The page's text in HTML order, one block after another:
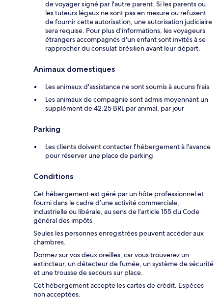
de voyager signé par l'autre parent. Si les parents ou
les tuteurs légaux ne sont pas en mesure ou refusent
de fournir cette autorisation, une autorisation judiciaire
sera requise. Pour plus d'informations, les voyageurs
étrangers accompagnés d'un enfant sont invités à se
rapprocher du consulat brésilien avant leur départ.
Animaux domestiques
Les animaux d'assistance ne sont soumis à aucuns frais
Les animaux de compagnie sont admis moyennant un
supplément de 42.25 BRL par animal, par jour
Parking
Les clients doivent contacter l'hébergement à l'avance
pour réserver une place de parking
Conditions
Cet hébergement est géré par un hôte professionnel et
fourni dans le cadre d’une activité commerciale,
industrielle ou libérale, au sens de l’article 155 du Code
général des impôts
Seules les personnes enregistrées peuvent accéder aux
chambres.
Dormez sur vos deux oreilles, car vous trouverez un
extincteur, un détecteur de fumée, un système de sécurité
et une trousse de secours sur place.
Cet hébergement accepte les cartes de crédit. Espèces
non acceptées.